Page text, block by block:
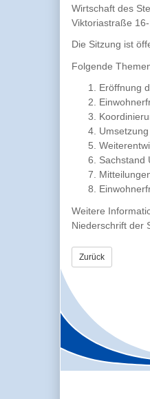
Wirtschaft des
Viktoriastraße
Die Sitzung ist
Folgende
Eröffnung
Sachstand
Weitere
Niederschrift der
Zurück